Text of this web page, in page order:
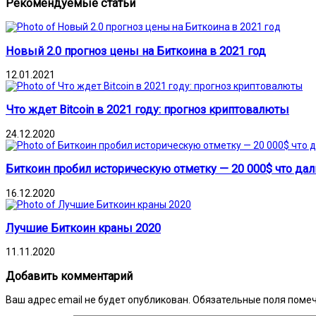
Рекомендуемые статьи
Новый 2.0 прогноз цены на Биткоина в 2021 год
12.01.2021
Что ждет Bitcoin в 2021 году: прогноз криптовалюты
24.12.2020
Биткоин пробил историческую отметку — 20 000$ что
16.12.2020
Лучшие Биткоин краны 2020
11.11.2020
Добавить комментарий
Ваш адрес email не будет опубликован. Обязательные поля